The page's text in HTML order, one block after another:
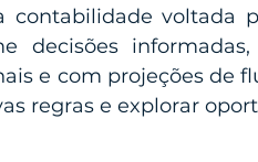
contabilidade voltada
decisões
e com projeções de
regras e explorar